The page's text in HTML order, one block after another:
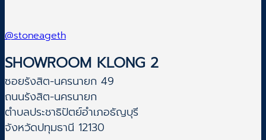
@stoneageth
SHOWROOM KLONG 2
ซอยรังสิต-นครนายก 49
ถนนรังสิต-นครนายก
ตำบลประชาธิปัตย์อำเภอธัญบุรี
จังหวัดปทุมธานี 12130